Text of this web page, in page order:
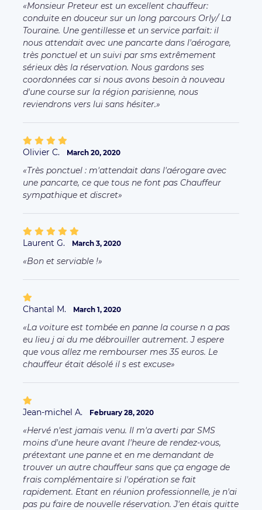
Monsieur Preteur est un excellent chauffeur:
conduite en douceur sur un long parcours Orly/ La
Touraine. Une gentillesse et un service parfait: il
nous attendait avec une pancarte dans l'aérogare,
très ponctuel et un suivi par sms extrêmement
sérieux dès la réservation. Nous gardons ses
coordonnées car si nous avons besoin à nouveau
d'une course sur la région parisienne, nous
reviendrons vers lui sans hésiter.
Olivier C. March 20, 2020
Très ponctuel : m'attendait dans l'aérogare avec
une pancarte, ce que tous ne font pas Chauffeur
sympathique et discret
Laurent G. March 3, 2020
Bon et serviable !
Chantal M. March 1, 2020
La voiture est tombée en panne la course n a pas
eu lieu j ai du me débrouiller autrement. J espere
que vous allez me rembourser mes 35 euros. Le
chauffeur était désolé il s est excuse
Jean-michel A. February 28, 2020
Hervé n'est jamais venu. Il m'a averti par SMS
moins d'une heure avant l'heure de rendez-vous,
prétextant une panne et en me demandant de
trouver un autre chauffeur sans que ça engage de
frais complémentaire si l'opération se fait
rapidement. Etant en réunion professionnelle, je n'ai
pas pu faire de nouvelle réservation. J'en étais quitte